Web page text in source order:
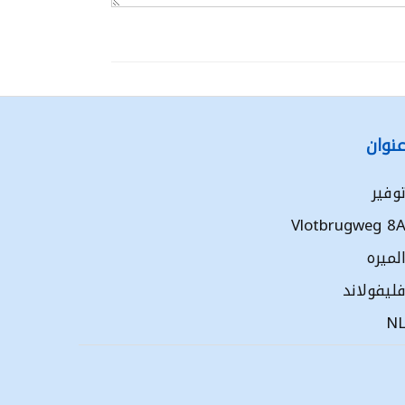
عنوان
توفير
Vlotbrugweg 8A
الميره
فليفولاند
NL